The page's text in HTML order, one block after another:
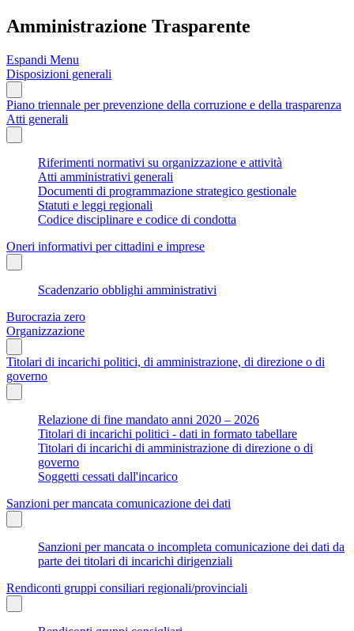
Amministrazione Trasparente
Espandi Menu
Disposizioni generali
Piano triennale per prevenzione della corruzione e della trasparenza
Atti generali
Riferimenti normativi su organizzazione e attività
Atti amministrativi generali
Documenti di programmazione strategico gestionale
Statuti e leggi regionali
Codice disciplinare e codice di condotta
Oneri informativi per cittadini e imprese
Scadenzario obblighi amministrativi
Burocrazia zero
Organizzazione
Titolari di incarichi politici, di amministrazione, di direzione o di
governo
Relazione di fine mandato anni 2020 – 2026
Titolari di incarichi politici - dati in formato tabellare
Titolari di incarichi di amministrazione di direzione o di
governo
Soggetti cessati dall'incarico
Sanzioni per mancata comunicazione dei dati
Sanzioni per mancata o incompleta comunicazione dei dati da
parte dei titolari di incarichi dirigenziali
Rendiconti gruppi consiliari regionali/provinciali